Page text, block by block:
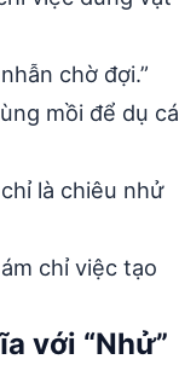
chờ đợi.”
mồi để dụ cá
là chiêu nhử
chỉ việc tạo
với “Nhử”